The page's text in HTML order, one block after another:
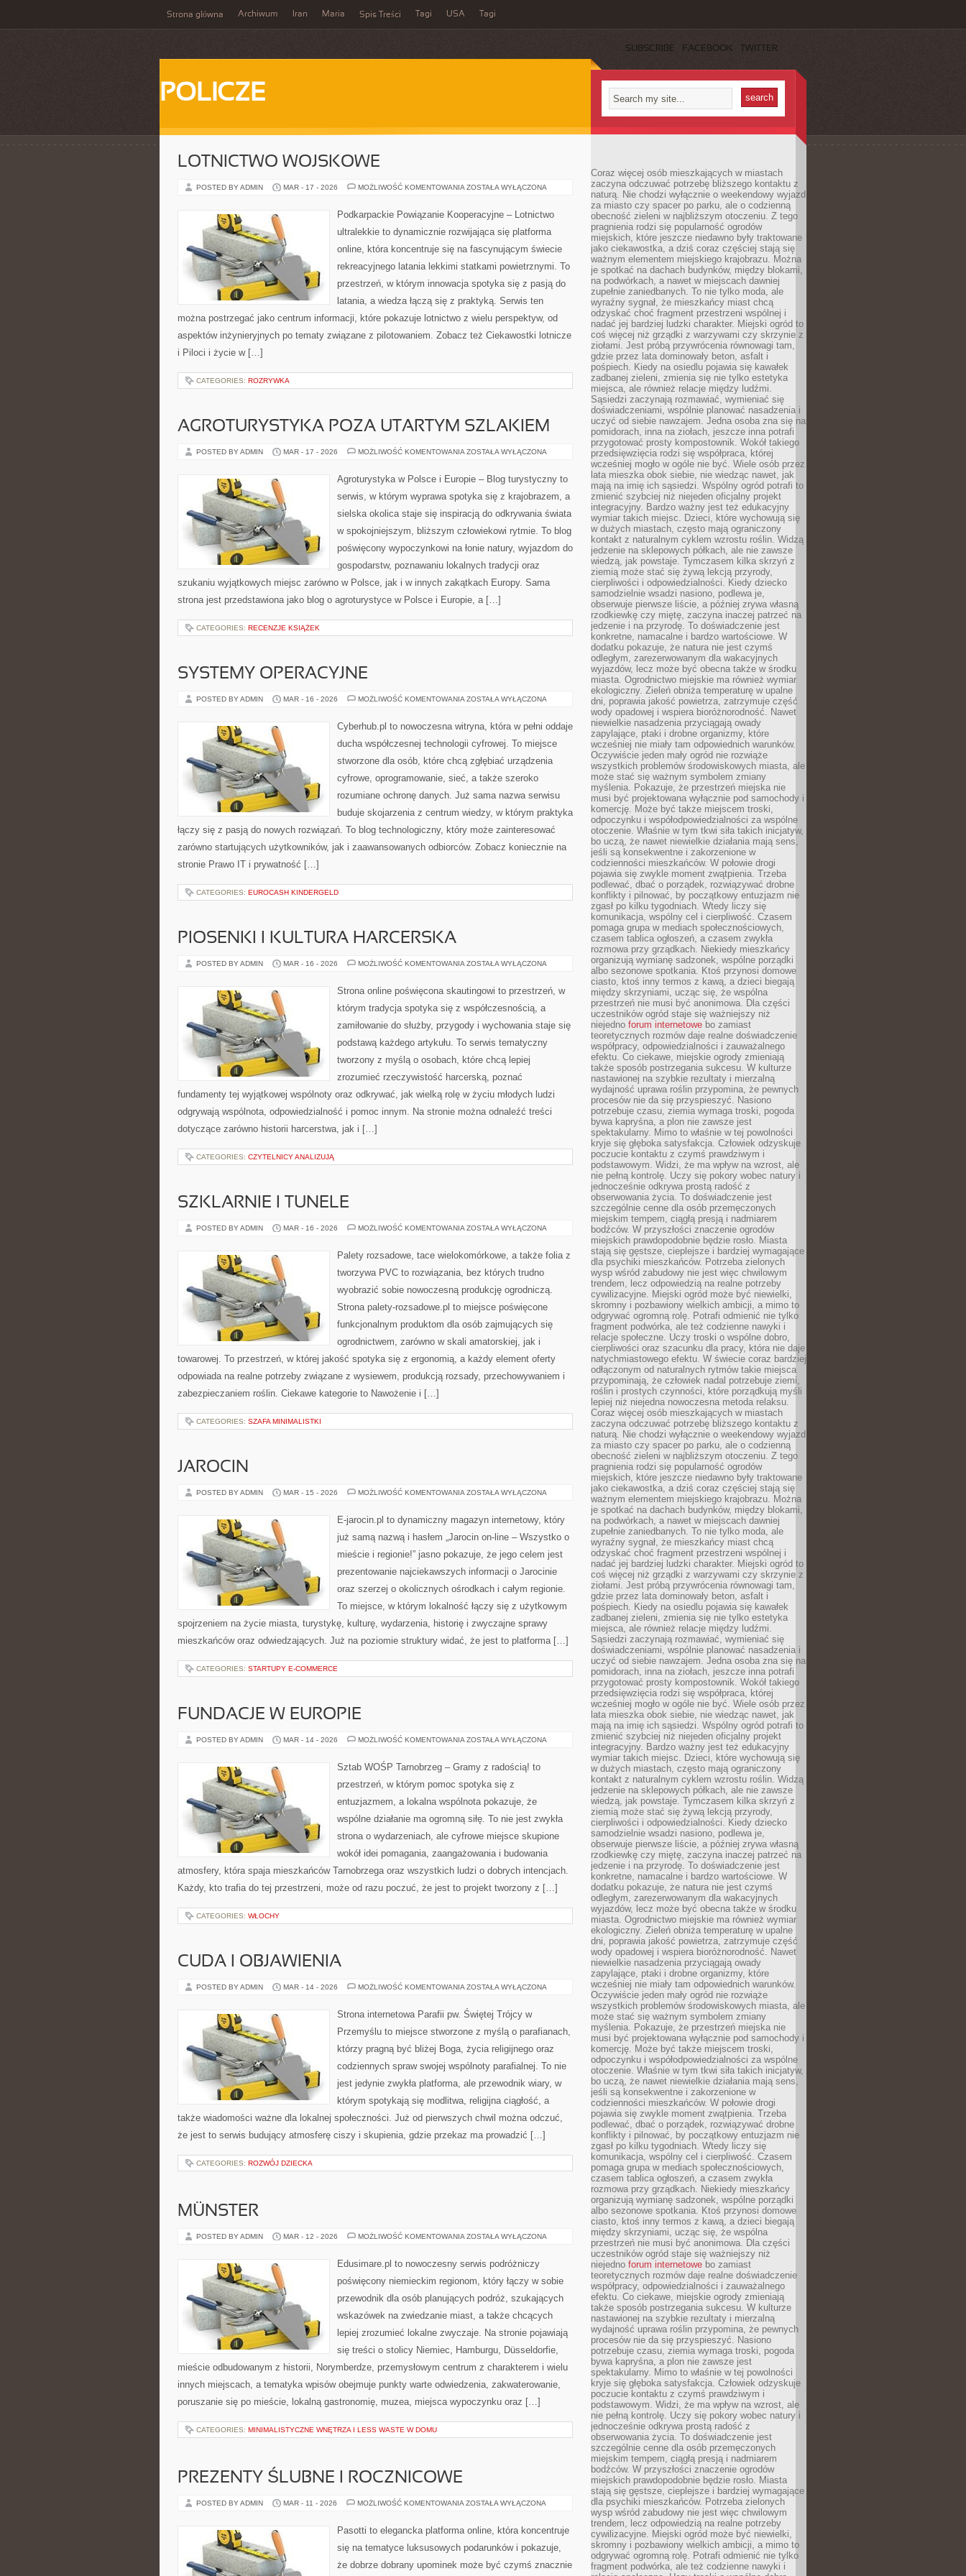
Strona główna Archiwum Iran Maria Spis Treści Tagi USA Tagi
SUBSCRIBE FACEBOOK TWITTER
POLICZE
LOTNICTWO WOJSKOWE
POSTED BY ADMIN MAR - 17 - 2026 MOŻLIWOŚĆ KOMENTOWANIA LOTNICTWO
ZOSTAŁA WYŁĄCZONA
Podkarpackie Powiązanie Kooperacyjne – Lotnictwo
ultralekkie to dynamicznie rozwijająca się platforma
online, która koncentruje się na fascynującym świecie
rekreacyjnego latania lekkimi statkami powietrznymi. To
przestrzeń, w którym innowacja spotyka się z pasją do
latania, a wiedza łączą się z praktyką. Serwis ten
można postrzegać jako centrum informacji, które pokazuje lotnictwo z wielu perspektyw, od
aspektów inżynieryjnych po tematy związane z pilotowaniem. Zobacz też Ciekawostki lotnicze
i Piloci i życie w […]
CATEGORIES: ROZRYWKA
AGROTURYSTYKA POZA UTARTYM SZLAKIEM
POSTED BY ADMIN MAR - 17 - 2026 MOŻLIWOŚĆ KOMENTOWANIA AGROTURYSTYKA
SZLAKIEM
ZOSTAŁA WYŁĄCZONA
Agroturystyka w Polsce i Europie – Blog turystyczny to
serwis, w którym wyprawa spotyka się z krajobrazem, a
sielska okolica staje się inspiracją do odkrywania świata
w spokojniejszym, bliższym człowiekowi rytmie. To blog
poświęcony wypoczynkowi na łonie natury, wyjazdom do
gospodarstw, poznawaniu lokalnych tradycji oraz
szukaniu wyjątkowych miejsc zarówno w Polsce, jak i w innych zakątkach Europy. Sama
strona jest przedstawiona jako blog o agroturystyce w Polsce i Europie, a […]
CATEGORIES: RECENZJE KSIĄŻEK
SYSTEMY OPERACYJNE
POSTED BY ADMIN MAR - 16 - 2026 MOŻLIWOŚĆ KOMENTOWANIA SYSTEMY
ZOSTAŁA WYŁĄCZONA
Cyberhub.pl to nowoczesna witryna, która w pełni oddaje
ducha współczesnej technologii cyfrowej. To miejsce
stworzone dla osób, które chcą zgłębiać urządzenia
cyfrowe, oprogramowanie, sieć, a także szeroko
rozumiane ochronę danych. Już sama nazwa serwisu
buduje skojarzenia z centrum wiedzy, w którym praktyka
łączy się z pasją do nowych rozwiązań. To blog technologiczny, który może zainteresować
zarówno startujących użytkowników, jak i zaawansowanych odbiorców. Zobacz koniecznie na
stronie Prawo IT i prywatność […]
CATEGORIES: EUROCASH KINDERGELD
PIOSENKI I KULTURA HARCERSKA
POSTED BY ADMIN MAR - 16 - 2026 MOŻLIWOŚĆ KOMENTOWANIA PIOSENKI
HARCERSKA
ZOSTAŁA WYŁĄCZONA
Strona online poświęcona skautingowi to przestrzeń, w
którym tradycja spotyka się z współczesnością, a
zamiłowanie do służby, przygody i wychowania staje się
podstawą każdego artykułu. To serwis tematyczny
tworzony z myślą o osobach, które chcą lepiej
zrozumieć rzeczywistość harcerską, poznać
fundamenty tej wyjątkowej wspólnoty oraz odkrywać, jak wielką rolę w życiu młodych ludzi
odgrywają wspólnota, odpowiedzialność i pomoc innym. Na stronie można odnaleźć treści
dotyczące zarówno historii harcerstwa, jak i […]
CATEGORIES: CZYTELNICY ANALIZUJĄ
SZKLARNIE I TUNELE
POSTED BY ADMIN MAR - 16 - 2026 MOŻLIWOŚĆ KOMENTOWANIA SZKLARNIE
ZOSTAŁA WYŁĄCZONA
Palety rozsadowe, tace wielokomórkowe, a także folia z
tworzywa PVC to rozwiązania, bez których trudno
wyobrazić sobie nowoczesną produkcję ogrodniczą.
Strona palety-rozsadowe.pl to miejsce poświęcone
funkcjonalnym produktom dla osób zajmujących się
ogrodnictwem, zarówno w skali amatorskiej, jak i
towarowej. To przestrzeń, w której jakość spotyka się z ergonomią, a każdy element oferty
odpowiada na realne potrzeby związane z wysiewem, produkcją rozsady, przechowywaniem i
zabezpieczaniem roślin. Ciekawe kategorie to Nawożenie i […]
CATEGORIES: SZAFA MINIMALISTKI
JAROCIN
POSTED BY ADMIN MAR - 15 - 2026 MOŻLIWOŚĆ KOMENTOWANIA JAROCIN
ZOSTAŁA WYŁĄCZONA
E-jarocin.pl to dynamiczny magazyn internetowy, który
już samą nazwą i hasłem „Jarocin on-line – Wszystko o
mieście i regionie!” jasno pokazuje, że jego celem jest
prezentowanie najciekawszych informacji o Jarocinie
oraz szerzej o okolicznych ośrodkach i całym regionie.
To miejsce, w którym lokalność łączy się z użytkowym
spojrzeniem na życie miasta, turystykę, kulturę, wydarzenia, historię i zwyczajne sprawy
mieszkańców oraz odwiedzających. Już na poziomie struktury widać, że jest to platforma […]
CATEGORIES: STARTUPY E-COMMERCE
FUNDACJE W EUROPIE
POSTED BY ADMIN MAR - 14 - 2026 MOŻLIWOŚĆ KOMENTOWANIA FUNDACJE
ZOSTAŁA WYŁĄCZONA
Sztab WOŚP Tarnobrzeg – Gramy z radością! to
przestrzeń, w którym pomoc spotyka się z
entuzjazmem, a lokalna wspólnota pokazuje, że
wspólne działanie ma ogromną siłę. To nie jest zwykła
strona o wydarzeniach, ale cyfrowe miejsce skupione
wokół idei pomagania, zaangażowania i budowania
atmosfery, która spaja mieszkańców Tarnobrzega oraz wszystkich ludzi o dobrych intencjach.
Każdy, kto trafia do tej przestrzeni, może od razu poczuć, że jest to projekt tworzony z […]
CATEGORIES: WŁOCHY
CUDA I OBJAWIENIA
POSTED BY ADMIN MAR - 14 - 2026 MOŻLIWOŚĆ KOMENTOWANIA CUDA
ZOSTAŁA WYŁĄCZONA
Strona internetowa Parafii pw. Świętej Trójcy w
Przemyślu to miejsce stworzone z myślą o parafianach,
którzy pragną być bliżej Boga, życia religijnego oraz
codziennych spraw swojej wspólnoty parafialnej. To nie
jest jedynie zwykła platforma, ale przewodnik wiary, w
którym spotykają się modlitwa, religijna ciągłość, a
także wiadomości ważne dla lokalnej społeczności. Już od pierwszych chwil można odczuć,
że jest to serwis budujący atmosferę ciszy i skupienia, gdzie przekaz ma prowadzić […]
CATEGORIES: ROZWÓJ DZIECKA
MÜNSTER
POSTED BY ADMIN MAR - 12 - 2026 MOŻLIWOŚĆ KOMENTOWANIA MÜNSTER
ZOSTAŁA WYŁĄCZONA
Edusimare.pl to nowoczesny serwis podróżniczy
poświęcony niemieckim regionom, który łączy w sobie
przewodnik dla osób planujących podróż, szukających
wskazówek na zwiedzanie miast, a także chcących
lepiej zrozumieć lokalne zwyczaje. Na stronie pojawiają
się treści o stolicy Niemiec, Hamburgu, Düsseldorfie,
mieście odbudowanym z historii, Norymberdze, przemysłowym centrum z charakterem i wielu
innych miejscach, a tematyka wpisów obejmuje punkty warte odwiedzenia, zakwaterowanie,
poruszanie się po mieście, lokalną gastronomię, muzea, miejsca wypoczynku oraz […]
CATEGORIES: MINIMALISTYCZNE WNĘTRZA I LESS WASTE W DOMU
PREZENTY ŚLUBNE I ROCZNICOWE
POSTED BY ADMIN MAR - 11 - 2026 MOŻLIWOŚĆ KOMENTOWANIA PREZENTY
ROCZNICOWE
ZOSTAŁA WYŁĄCZONA
Pasotti to elegancka platforma online, która koncentruje
się na tematyce luksusowych podarunków i pokazuje,
że dobrze dobrany upominek może być czymś znacznie
Coraz więcej osób mieszkających w miastach
zaczyna odczuwać potrzebę bliższego kontaktu z
naturą. Nie chodzi wyłącznie o weekendowy wyjazd
za miasto czy spacer po parku, ale o codzienną
obecność zieleni w najbliższym otoczeniu. Z tego
pragnienia rodzi się popularność ogrodów
miejskich, które jeszcze niedawno były traktowane
jako ciekawostka, a dziś coraz częściej stają się
ważnym elementem miejskiego krajobrazu. Można
je spotkać na dachach budynków, między blokami,
na podwórkach, a nawet w miejscach dawniej
zupełnie zaniedbanych. To nie tylko moda, ale
wyraźny sygnał, że mieszkańcy miast chcą
odzyskać choć fragment przestrzeni wspólnej i
nadać jej bardziej ludzki charakter. Miejski ogród to
coś więcej niż grządki z warzywami czy skrzynie z
ziołami. Jest próbą przywrócenia równowagi tam,
gdzie przez lata dominowały beton, asfalt i
pośpiech. Kiedy na osiedlu pojawia się kawałek
zadbanej zieleni, zmienia się nie tylko estetyka
miejsca, ale również relacje między ludźmi.
Sąsiedzi zaczynają rozmawiać, wymieniać się
doświadczeniami, wspólnie planować nasadzenia i
uczyć od siebie nawzajem. Jedna osoba zna się na
pomidorach, inna na ziołach, jeszcze inna potrafi
przygotować prosty kompostownik. Wokół takiego
przedsięwzięcia rodzi się współpraca, której
wcześniej mogło w ogóle nie być. Wiele osób przez
lata mieszka obok siebie, nie wiedząc nawet, jak
mają na imię ich sąsiedzi. Wspólny ogród potrafi to
zmienić szybciej niż niejeden oficjalny projekt
integracyjny. Bardzo ważny jest też edukacyjny
wymiar takich miejsc. Dzieci, które wychowują się
w dużych miastach, często mają ograniczony
kontakt z naturalnym cyklem wzrostu roślin. Widzą
jedzenie na sklepowych półkach, ale nie zawsze
wiedzą, jak powstaje. Tymczasem kilka skrzyń z
ziemią może stać się żywą lekcją przyrody,
cierpliwości i odpowiedzialności. Kiedy dziecko
samodzielnie wsadzi nasiono, podlewa je,
obserwuje pierwsze liście, a później zrywa własną
rzodkiewkę czy miętę, zaczyna inaczej patrzeć na
jedzenie i na przyrodę. To doświadczenie jest
konkretne, namacalne i bardzo wartościowe. W
dodatku pokazuje, że natura nie jest czymś
odległym, zarezerwowanym dla wakacyjnych
wyjazdów, lecz może być obecna także w środku
miasta. Ogrodnictwo miejskie ma również wymiar
ekologiczny. Zieleń obniża temperaturę w upalne
dni, poprawia jakość powietrza, zatrzymuje część
wody opadowej i wspiera bioróżnorodność. Nawet
niewielkie nasadzenia przyciągają owady
zapylające, ptaki i drobne organizmy, które
wcześniej nie miały tam odpowiednich warunków.
Oczywiście jeden mały ogród nie rozwiąże
wszystkich problemów środowiskowych miasta, ale
może stać się ważnym symbolem zmiany
myślenia. Pokazuje, że przestrzeń miejska nie
musi być projektowana wyłącznie pod samochody i
komercję. Może być także miejscem troski,
odpoczynku i współodpowiedzialności za wspólne
otoczenie. Właśnie w tym tkwi siła takich inicjatyw,
bo uczą, że nawet niewielkie działania mają sens,
jeśli są konsekwentne i zakorzenione w
codzienności mieszkańców. W połowie drogi
pojawia się zwykle moment zwątpienia. Trzeba
podlewać, dbać o porządek, rozwiązywać drobne
konflikty i pilnować, by początkowy entuzjazm nie
zgasł po kilku tygodniach. Wtedy liczy się
komunikacja, wspólny cel i cierpliwość. Czasem
pomaga grupa w mediach społecznościowych,
czasem tablica ogłoszeń, a czasem zwykła
rozmowa przy grządkach. Niekiedy mieszkańcy
organizują wymianę sadzonek, wspólne porządki
albo sezonowe spotkania. Ktoś przynosi domowe
ciasto, ktoś inny termos z kawą, a dzieci biegają
między skrzyniami, ucząc się, że wspólna
przestrzeń nie musi być anonimowa. Dla części
uczestników ogród staje się ważniejszy niż
niejedno forum internetowe bo zamiast
teoretycznych rozmów daje realne doświadczenie
współpracy, odpowiedzialności i zauważalnego
efektu. Co ciekawe, miejskie ogrody zmieniają
także sposób postrzegania sukcesu. W kulturze
nastawionej na szybkie rezultaty i mierzalną
wydajność uprawa roślin przypomina, że pewnych
procesów nie da się przyspieszyć. Nasiono
potrzebuje czasu, ziemia wymaga troski, pogoda
bywa kapryśna, a plon nie zawsze jest
spektakularny. Mimo to właśnie w tej powolności
kryje się głęboka satysfakcja. Człowiek odzyskuje
poczucie kontaktu z czymś prawdziwym i
podstawowym. Widzi, że ma wpływ na wzrost, ale
nie pełną kontrolę. Uczy się pokory wobec natury i
jednocześnie odkrywa prostą radość z
obserwowania życia. To doświadczenie jest
szczególnie cenne dla osób przemęczonych
miejskim tempem, ciągłą presją i nadmiarem
bodźców. W przyszłości znaczenie ogrodów
miejskich prawdopodobnie będzie rosło. Miasta
stają się gęstsze, cieplejsze i bardziej wymagające
dla psychiki mieszkańców. Potrzeba zielonych
wysp wśród zabudowy nie jest więc chwilowym
trendem, lecz odpowiedzią na realne potrzeby
cywilizacyjne. Miejski ogród może być niewielki,
skromny i pozbawiony wielkich ambicji, a mimo to
odgrywać ogromną rolę. Potrafi odmienić nie tylko
fragment podwórka, ale też codzienne nawyki i
relacje społeczne. Uczy troski o wspólne dobro,
cierpliwości oraz szacunku dla pracy, która nie daje
natychmiastowego efektu. W świecie coraz bardziej
odłączonym od naturalnych rytmów takie miejsca
przypominają, że człowiek nadal potrzebuje ziemi,
roślin i prostych czynności, które porządkują myśli
lepiej niż niejedna nowoczesna metoda relaksu.
Coraz więcej osób mieszkających w miastach
zaczyna odczuwać potrzebę bliższego kontaktu z
naturą. Nie chodzi wyłącznie o weekendowy wyjazd
za miasto czy spacer po parku, ale o codzienną
obecność zieleni w najbliższym otoczeniu. Z tego
pragnienia rodzi się popularność ogrodów
miejskich, które jeszcze niedawno były traktowane
jako ciekawostka, a dziś coraz częściej stają się
ważnym elementem miejskiego krajobrazu. Można
je spotkać na dachach budynków, między blokami,
na podwórkach, a nawet w miejscach dawniej
zupełnie zaniedbanych. To nie tylko moda, ale
wyraźny sygnał, że mieszkańcy miast chcą
odzyskać choć fragment przestrzeni wspólnej i
nadać jej bardziej ludzki charakter. Miejski ogród to
coś więcej niż grządki z warzywami czy skrzynie z
ziołami. Jest próbą przywrócenia równowagi tam,
gdzie przez lata dominowały beton, asfalt i
pośpiech. Kiedy na osiedlu pojawia się kawałek
zadbanej zieleni, zmienia się nie tylko estetyka
miejsca, ale również relacje między ludźmi.
Sąsiedzi zaczynają rozmawiać, wymieniać się
doświadczeniami, wspólnie planować nasadzenia i
uczyć od siebie nawzajem. Jedna osoba zna się na
pomidorach, inna na ziołach, jeszcze inna potrafi
przygotować prosty kompostownik. Wokół takiego
przedsięwzięcia rodzi się współpraca, której
wcześniej mogło w ogóle nie być. Wiele osób przez
lata mieszka obok siebie, nie wiedząc nawet, jak
mają na imię ich sąsiedzi. Wspólny ogród potrafi to
zmienić szybciej niż niejeden oficjalny projekt
integracyjny. Bardzo ważny jest też edukacyjny
wymiar takich miejsc. Dzieci, które wychowują się
w dużych miastach, często mają ograniczony
kontakt z naturalnym cyklem wzrostu roślin. Widzą
jedzenie na sklepowych półkach, ale nie zawsze
wiedzą, jak powstaje. Tymczasem kilka skrzyń z
ziemią może stać się żywą lekcją przyrody,
cierpliwości i odpowiedzialności. Kiedy dziecko
samodzielnie wsadzi nasiono, podlewa je,
obserwuje pierwsze liście, a później zrywa własną
rzodkiewkę czy miętę, zaczyna inaczej patrzeć na
jedzenie i na przyrodę. To doświadczenie jest
konkretne, namacalne i bardzo wartościowe. W
dodatku pokazuje, że natura nie jest czymś
odległym, zarezerwowanym dla wakacyjnych
wyjazdów, lecz może być obecna także w środku
miasta. Ogrodnictwo miejskie ma również wymiar
ekologiczny. Zieleń obniża temperaturę w upalne
dni, poprawia jakość powietrza, zatrzymuje część
wody opadowej i wspiera bioróżnorodność. Nawet
niewielkie nasadzenia przyciągają owady
zapylające, ptaki i drobne organizmy, które
wcześniej nie miały tam odpowiednich warunków.
Oczywiście jeden mały ogród nie rozwiąże
wszystkich problemów środowiskowych miasta, ale
może stać się ważnym symbolem zmiany
myślenia. Pokazuje, że przestrzeń miejska nie
musi być projektowana wyłącznie pod samochody i
komercję. Może być także miejscem troski,
odpoczynku i współodpowiedzialności za wspólne
otoczenie. Właśnie w tym tkwi siła takich inicjatyw,
bo uczą, że nawet niewielkie działania mają sens,
jeśli są konsekwentne i zakorzenione w
codzienności mieszkańców. W połowie drogi
pojawia się zwykle moment zwątpienia. Trzeba
podlewać, dbać o porządek, rozwiązywać drobne
konflikty i pilnować, by początkowy entuzjazm nie
zgasł po kilku tygodniach. Wtedy liczy się
komunikacja, wspólny cel i cierpliwość. Czasem
pomaga grupa w mediach społecznościowych,
czasem tablica ogłoszeń, a czasem zwykła
rozmowa przy grządkach. Niekiedy mieszkańcy
organizują wymianę sadzonek, wspólne porządki
albo sezonowe spotkania. Ktoś przynosi domowe
ciasto, ktoś inny termos z kawą, a dzieci biegają
między skrzyniami, ucząc się, że wspólna
przestrzeń nie musi być anonimowa. Dla części
uczestników ogród staje się ważniejszy niż
niejedno forum internetowe bo zamiast
teoretycznych rozmów daje realne doświadczenie
współpracy, odpowiedzialności i zauważalnego
efektu. Co ciekawe, miejskie ogrody zmieniają
także sposób postrzegania sukcesu. W kulturze
nastawionej na szybkie rezultaty i mierzalną
wydajność uprawa roślin przypomina, że pewnych
procesów nie da się przyspieszyć. Nasiono
potrzebuje czasu, ziemia wymaga troski, pogoda
bywa kapryśna, a plon nie zawsze jest
spektakularny. Mimo to właśnie w tej powolności
kryje się głęboka satysfakcja. Człowiek odzyskuje
poczucie kontaktu z czymś prawdziwym i
podstawowym. Widzi, że ma wpływ na wzrost, ale
nie pełną kontrolę. Uczy się pokory wobec natury i
jednocześnie odkrywa prostą radość z
obserwowania życia. To doświadczenie jest
szczególnie cenne dla osób przemęczonych
miejskim tempem, ciągłą presją i nadmiarem
bodźców. W przyszłości znaczenie ogrodów
miejskich prawdopodobnie będzie rosło. Miasta
stają się gęstsze, cieplejsze i bardziej wymagające
dla psychiki mieszkańców. Potrzeba zielonych
wysp wśród zabudowy nie jest więc chwilowym
trendem, lecz odpowiedzią na realne potrzeby
cywilizacyjne. Miejski ogród może być niewielki,
skromny i pozbawiony wielkich ambicji, a mimo to
odgrywać ogromną rolę. Potrafi odmienić nie tylko
fragment podwórka, ale też codzienne nawyki i